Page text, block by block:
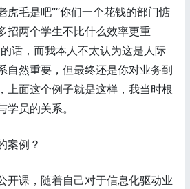
虎毛是吧”“你们一个花钱的部门惦
招两个学生不比什么效率更重
话，而我本人不太认为这是人际
自然重要，但最终还是你对业务到
上面这个例子就是这样，我当时根
员的关系。
案例？
开课，随着自己对于信息化驱动业